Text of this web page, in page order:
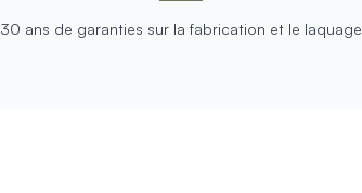
30 ans de garanties sur la fabrication et le laquage